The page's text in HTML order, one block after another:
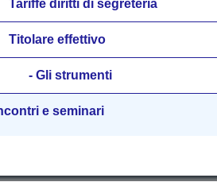
Tariffe diritti di segreteria
Titolare effettivo
Gli strumenti
e seminari